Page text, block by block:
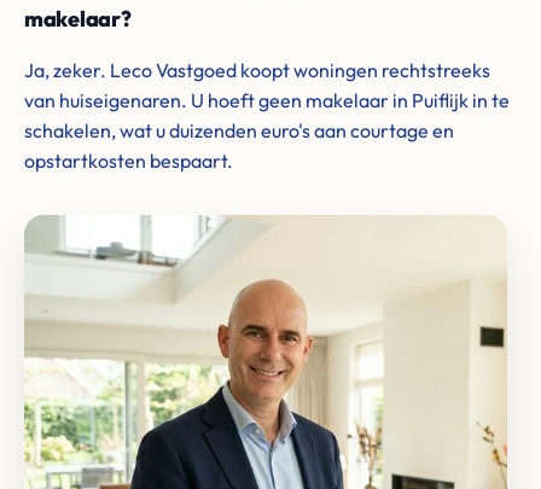
makelaar?
Ja, zeker. Leco Vastgoed koopt woningen rechtstreeks
van huiseigenaren. U hoeft geen makelaar in Puiflijk in te
schakelen, wat u duizenden euro's aan courtage en
opstartkosten bespaart.